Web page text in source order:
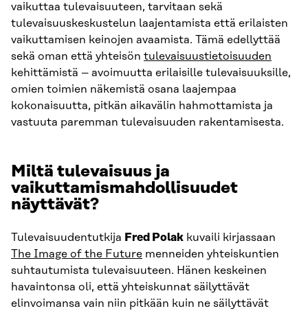
vaikuttaa tulevaisuuteen, tarvitaan sekä
tulevaisuuskeskustelun laajentamista että erilaisten
vaikuttamisen keinojen avaamista. Tämä edellyttää
sekä oman että yhteisön tulevaisuustietoisuuden
kehittämistä – avoimuutta erilaisille tulevaisuuksille,
omien toimien näkemistä osana laajempaa
kokonaisuutta, pitkän aikavälin hahmottamista ja
vastuuta paremman tulevaisuuden rakentamisesta.
Miltä tulevaisuus ja
vaikuttamismahdollisuudet
näyttävät?
Tulevaisuudentutkija Fred Polak kuvaili kirjassaan
The Image of the Future menneiden yhteiskuntien
suhtautumista tulevaisuuteen. Hänen keskeinen
havaintonsa oli, että yhteiskunnat säilyttävät
elinvoimansa vain niin pitkään kuin ne säilyttävät